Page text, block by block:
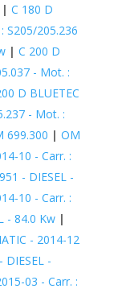
C 180 D
S205/205.236
| C 200 D
- Mot. :
D BLUETEC
- Mot. :
699.300 | OM
10 - Carr. :
- DIESEL -
10 - Carr. :
- 84.0 Kw|
- 2014-12
DIESEL -
03 - Carr. :